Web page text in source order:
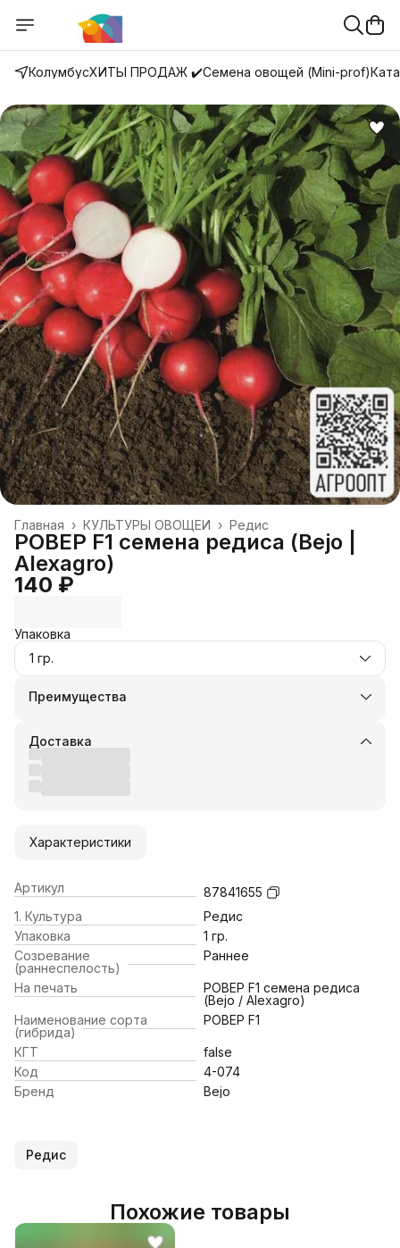
КолумбусХИТЫ ПРОДАЖ ✔️Семена овощей (Mini-prof)
Редис
КУЛЬТУРЫ ОВОЩЕЙ ›
Главная ›
РОВЕР F1 семена редиса (Bejo |
Alexagro)
140 ₽
Упаковка
1 гр.
Преимущества
Оплата частями в Сплит
Удобный возврат
Доставка
Характеристики
Артикул
87841655
1. Культура
Редис
Упаковка
1 гр.
Созревание
(раннеспелость)
Раннее
На печать
РОВЕР F1 семена редиса
(Bejo / Alexagro)
Наименование сорта
(гибрида)
РОВЕР F1
КГТ
false
Код
4-074
Бренд
Bejo
Редис
Похожие товары